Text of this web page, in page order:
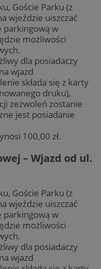
Goście Parku (z
wjeździe uiszczać
parkingową w
możliwości
dla posiadaczy
wjazd
składa się z karty
druku),
zezwoleń zostanie
jest posiadanie
100,00 zł.
– Wjazd od ul.
Goście Parku (z
wjeździe uiszczać
parkingową w
możliwości
dla posiadaczy
wjazd